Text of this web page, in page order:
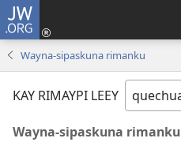
JW.ORG
Wayna-sipaskuna rimanku
KAY RIMAYPI LEEY
Wayna-sipaskuna rimanku